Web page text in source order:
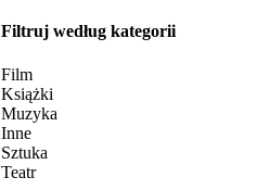
Filtruj według kategorii
Film
Książki
Muzyka
Inne
Sztuka
Teatr